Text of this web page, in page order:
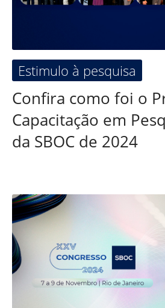
Estimulo à pesquisa
Confira como foi o
Capacitação em
da SBOC de 2024